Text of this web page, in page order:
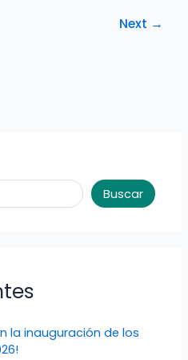
Next →
Buscar
la inauguración de los